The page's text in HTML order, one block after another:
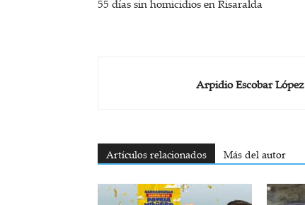
55 días sin homicidios en Risaralda
Arpidio Escobar López
Artículos relacionados Más del autor